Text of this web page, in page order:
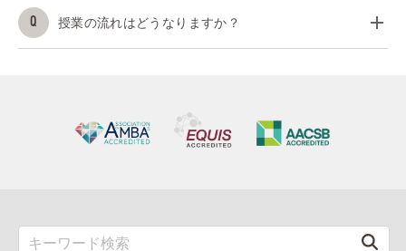
授業の流れはどうなりますか？